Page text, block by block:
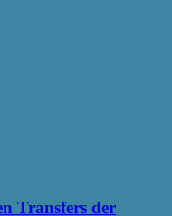
Transfers der